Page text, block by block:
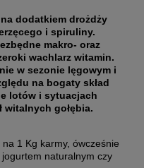
dodatkiem drożdży
i spiruliny.
makro- oraz
wachlarz witamin.
w sezonie lęgowym i
na bogaty skład
lotów i sytuacjach
witalnych gołębia.
na 1 Kg karmy, ówcześnie
naturalnym czy